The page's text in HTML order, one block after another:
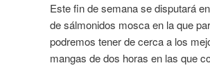
Este fin de semana se disputará
de sálmonidos mosca en la que
podremos tener de cerca a los
mangas de dos horas en las que